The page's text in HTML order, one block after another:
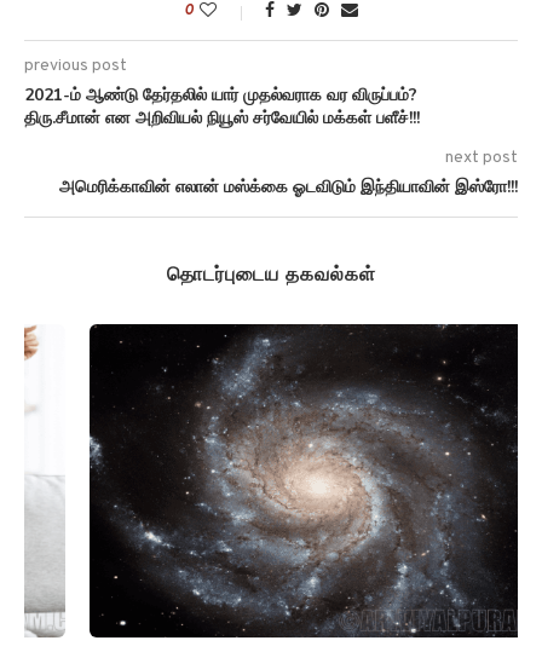
0
previous post
2021-ம் ஆண்டு தேர்தலில் யார் முதல்வராக வர விருப்பம்?
திரு.சீமான் என அறிவியல் நியூஸ் சர்வேயில் மக்கள் பளீச்!!!
next post
அமெரிக்காவின் எலான் மஸ்க்கை ஓடவிடும் இந்தியாவின் இஸ்ரோ!!!
தொடர்புடைய தகவல்கள்